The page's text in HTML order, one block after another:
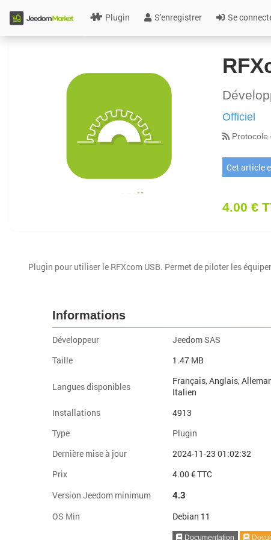
Plugin S'enregistrer Se
Officiel
Protocole
Cet article
4.00 €
Plugin pour utiliser le RFXcom USB. Permet de piloter les
Informations
Développeur
Jeedom SAS
Taille
1.47 MB
Langues disponibles
Français, Anglais,
Italien
Installations
4913
Type
Plugin
Dernière mise à jour
2024-11-23 01:02:32
Prix
4.00 € TTC
Version Jeedom minimum
4.3
OS Min Debian 11
Documentation